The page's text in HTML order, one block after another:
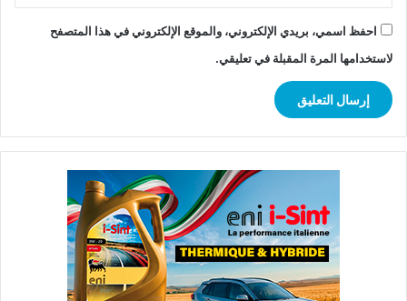
احفظ اسمي، بريدي الإلكتروني، والموقع الإلكتروني في هذا المتصفح
لاستخدامها المرة المقبلة في تعليقي.